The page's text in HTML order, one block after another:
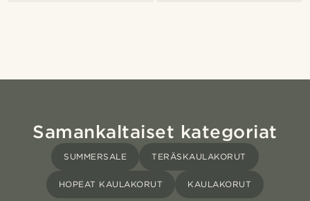
Samankaltaiset kategoriat
SUMMERSALE TERÄSKAULAKORUT
HOPEAT KAULAKORUT KAULAKORUT